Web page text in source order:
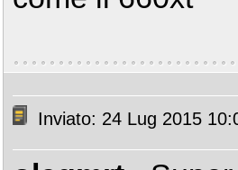
Inviato: 24 Lug 2015